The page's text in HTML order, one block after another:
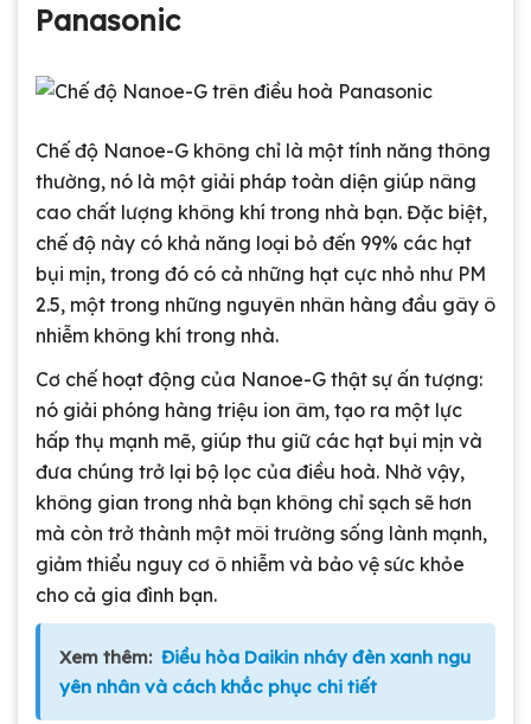
Panasonic
Chế độ Nanoe-G không chỉ là một tính năng thông
thường, nó là một giải pháp toàn diện giúp nâng
cao chất lượng không khí trong nhà bạn. Đặc biệt,
chế độ này có khả năng loại bỏ đến 99% các hạt
bụi mịn, trong đó có cả những hạt cực nhỏ như PM
2.5, một trong những nguyên nhân hàng đầu gây ô
nhiễm không khí trong nhà.
Cơ chế hoạt động của Nanoe-G thật sự ấn tượng:
nó giải phóng hàng triệu ion âm, tạo ra một lực
hấp thụ mạnh mẽ, giúp thu giữ các hạt bụi mịn và
đưa chúng trở lại bộ lọc của điều hoà. Nhờ vậy,
không gian trong nhà bạn không chỉ sạch sẽ hơn
mà còn trở thành một môi trường sống lành mạnh,
giảm thiểu nguy cơ ô nhiễm và bảo vệ sức khỏe
cho cả gia đình bạn.
Xem thêm: Điều hòa Daikin nháy đèn xanh ngu
yên nhân và cách khắc phục chi tiết